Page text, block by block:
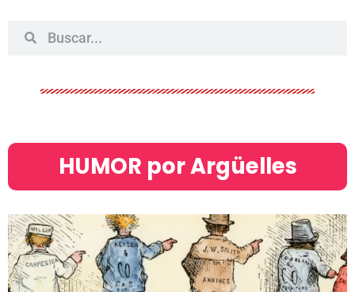
HUMOR por Argüelles​